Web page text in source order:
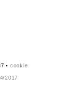
• cookie
2017